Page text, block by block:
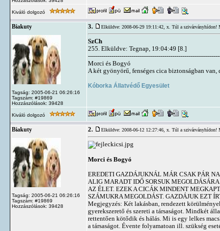
Kiváló dolgozó
Biakuty
Tagság: 2005-06-21 06:26:16
Tagszám: #19869
Hozzászólások: 39428
3. Elküldve: 2008-06-29 19:11:42, x. Túl a szivárványhídon!
SzCh
255. Elküldve: Tegnap, 19:04:49 [8.]
Morci és Bogyó
A két gyönyörű, fenséges cica biztonságban van,
Kóborka Állatvédő Egyesület
Kiváló dolgozó
Biakuty
Tagság: 2005-06-21 06:26:16
Tagszám: #19869
Hozzászólások: 39428
2. Elküldve: 2008-06-12 12:27:46, x. Túl a szivárványhídon!
Morci és Bogyó
EREDETI GAZDÁJUKNÁL MÁR CSAK PÁR
ALIG MARADT IDŐ SORSUK
AZ ÉLET. EZEK A CICÁK MINDENT
SZÁMUKRA MEGOLDÁST. GAZDÁJUK EZT
Megjegyzés: Két lakásban, rendezett
gyerekszerető és szereti a társaságot. Mindkét
rettentően kötődik és hálás. Mi is egy lelkes
a társaságot. Évente folyamatoan ill. szükség